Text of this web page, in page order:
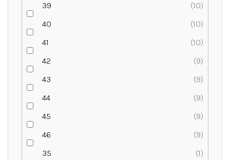
39
10
40
10
41
10
42
9
43
9
44
9
45
9
46
9
35
1